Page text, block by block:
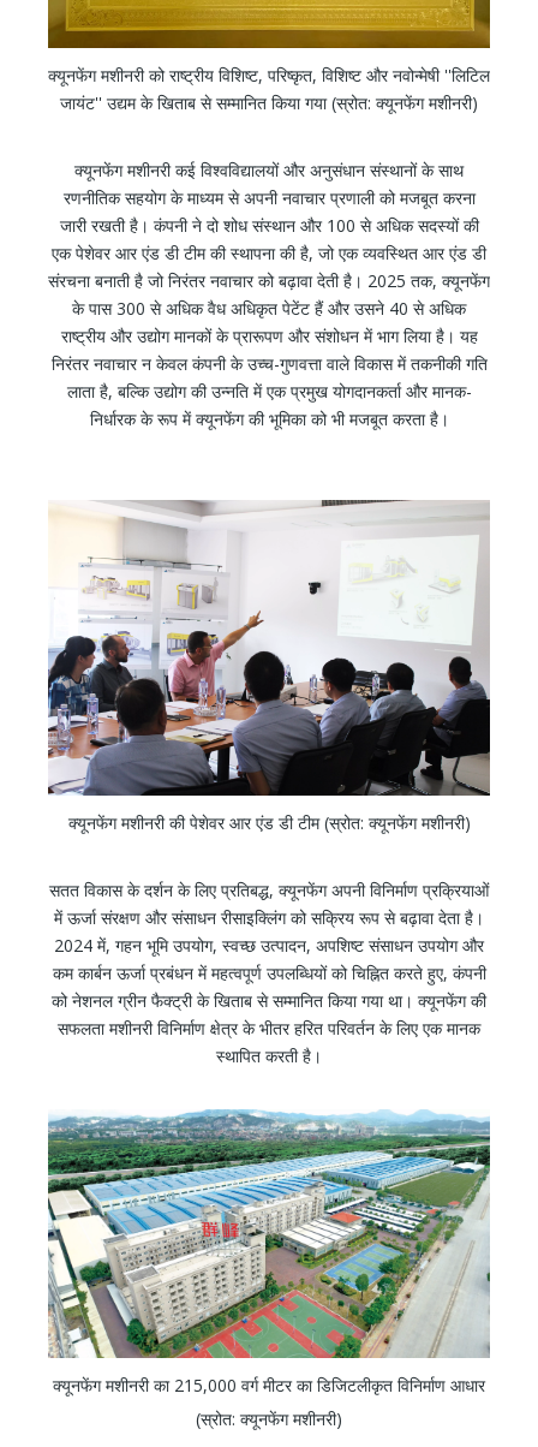
क्यूनफेंग मशीनरी को राष्ट्रीय विशिष्ट, परिष्कृत, विशिष्ट और नवोन्मेषी ''लिटिल
जायंट'' उद्यम के खिताब से सम्मानित किया गया (स्रोत: क्यूनफेंग मशीनरी)
क्यूनफेंग मशीनरी कई विश्वविद्यालयों और अनुसंधान संस्थानों के साथ
रणनीतिक सहयोग के माध्यम से अपनी नवाचार प्रणाली को मजबूत करना
जारी रखती है। कंपनी ने दो शोध संस्थान और 100 से अधिक सदस्यों की
एक पेशेवर आर एंड डी टीम की स्थापना की है, जो एक व्यवस्थित आर एंड डी
संरचना बनाती है जो निरंतर नवाचार को बढ़ावा देती है। 2025 तक, क्यूनफेंग
के पास 300 से अधिक वैध अधिकृत पेटेंट हैं और उसने 40 से अधिक
राष्ट्रीय और उद्योग मानकों के प्रारूपण और संशोधन में भाग लिया है। यह
निरंतर नवाचार न केवल कंपनी के उच्च-गुणवत्ता वाले विकास में तकनीकी गति
लाता है, बल्कि उद्योग की उन्नति में एक प्रमुख योगदानकर्ता और मानक-
निर्धारक के रूप में क्यूनफेंग की भूमिका को भी मजबूत करता है।
क्यूनफेंग मशीनरी की पेशेवर आर एंड डी टीम (स्रोत: क्यूनफेंग मशीनरी)
सतत विकास के दर्शन के लिए प्रतिबद्ध, क्यूनफेंग अपनी विनिर्माण प्रक्रियाओं
में ऊर्जा संरक्षण और संसाधन रीसाइक्लिंग को सक्रिय रूप से बढ़ावा देता है।
2024 में, गहन भूमि उपयोग, स्वच्छ उत्पादन, अपशिष्ट संसाधन उपयोग और
कम कार्बन ऊर्जा प्रबंधन में महत्वपूर्ण उपलब्धियों को चिह्नित करते हुए, कंपनी
को नेशनल ग्रीन फैक्ट्री के खिताब से सम्मानित किया गया था। क्यूनफेंग की
सफलता मशीनरी विनिर्माण क्षेत्र के भीतर हरित परिवर्तन के लिए एक मानक
स्थापित करती है।
क्यूनफेंग मशीनरी का 215,000 वर्ग मीटर का डिजिटलीकृत विनिर्माण आधार
(स्रोत: क्यूनफेंग मशीनरी)